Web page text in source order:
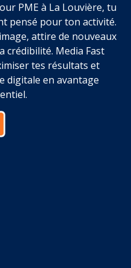
PME à La Louvière, tu
pensé pour ton activité.
attire de nouveaux
crédibilité. Media Fast
tes résultats et
digitale en avantage